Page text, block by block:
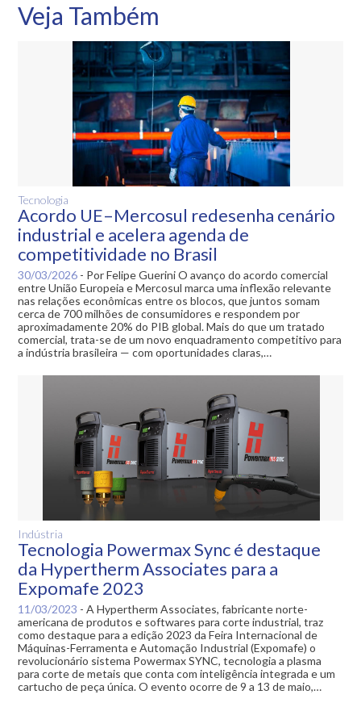
Veja Também
Tecnologia
Acordo UE–Mercosul redesenha cenário
industrial e acelera agenda de
competitividade no Brasil
30/03/2026 - Por Felipe Guerini O avanço do acordo comercial
entre União Europeia e Mercosul marca uma inflexão relevante
nas relações econômicas entre os blocos, que juntos somam
cerca de 700 milhões de consumidores e respondem por
aproximadamente 20% do PIB global. Mais do que um tratado
comercial, trata-se de um novo enquadramento competitivo para
a indústria brasileira — com oportunidades claras,…
Indústria
Tecnologia Powermax Sync é destaque
da Hypertherm Associates para a
Expomafe 2023
11/03/2023 -A Hypertherm Associates, fabricante norte-
americana de produtos e softwares para corte industrial, traz
como destaque para a edição 2023 da Feira Internacional de
Máquinas-Ferramenta e Automação Industrial (Expomafe) o
revolucionário sistema Powermax SYNC, tecnologia a plasma
para corte de metais que conta com inteligência integrada e um
cartucho de peça única. O evento ocorre de 9 a 13 de maio,…